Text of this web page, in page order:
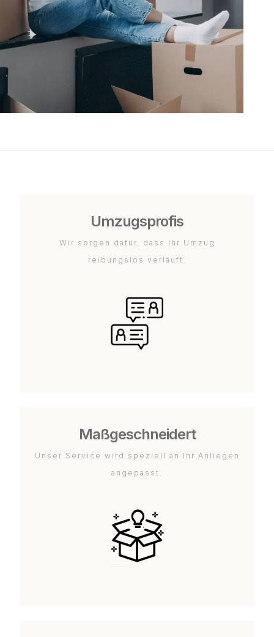
Umzugsprofis
Wir sorgen dafür, dass Ihr Umzug
reibungslos verläuft.
Maßgeschneidert
Unser Service wird speziell an Ihr Anliegen
angepasst.